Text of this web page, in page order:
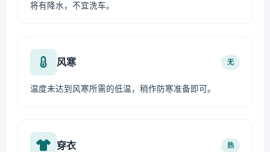
将有降水，不宜洗车。
风寒 无
温度未达到风寒所需的低温，稍作防寒准备即可。
穿衣 热